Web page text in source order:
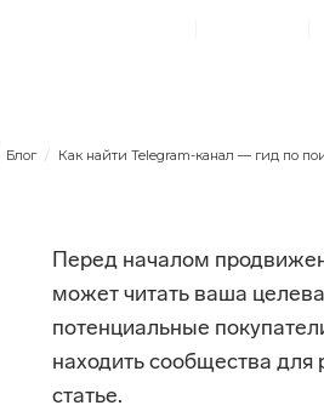
Блог / Как найти Telegram-канал — гид по
Перед началом
может читать ваша
потенциальные
находить сообщества
статье.